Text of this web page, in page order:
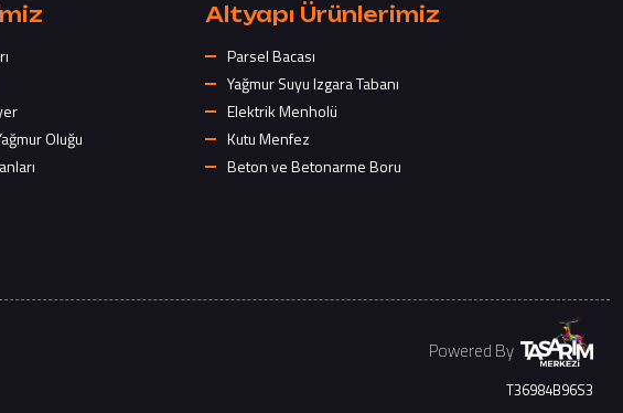
Oluğu
Altyapı Ürünlerimiz
Parsel Bacası
Yağmur Suyu Izgara Tabanı
Elektrik Menholü
Kutu Menfez
Beton ve Betonarme Boru
Powered By
T36984B96S3